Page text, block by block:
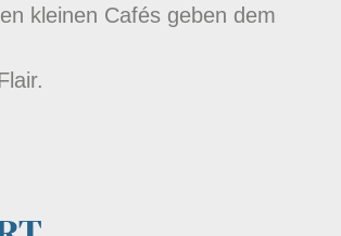
kleinen Cafés geben dem